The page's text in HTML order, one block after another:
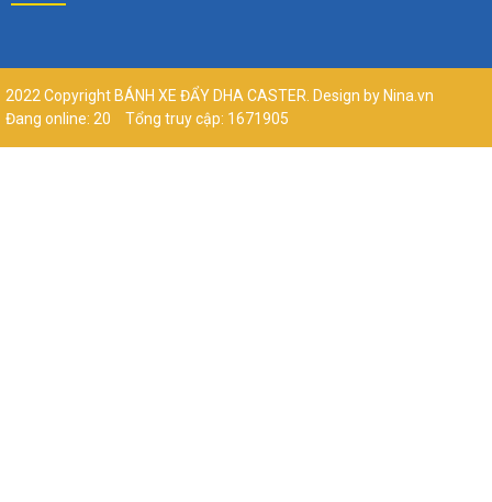
2022 Copyright BÁNH XE ĐẨY DHA CASTER. Design by Nina.vn
Đang online: 20
Tổng truy cập: 1671905